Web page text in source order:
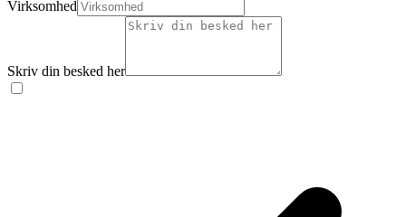
Virksomhed
Skriv din besked her